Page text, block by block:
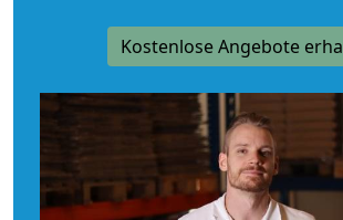
Kostenlose Angebote